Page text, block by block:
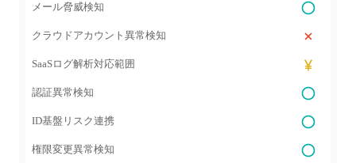
メール脅威検知
クラウドアカウント異常検知
SaaSログ解析対応範囲
認証異常検知
ID基盤リスク連携
権限変更異常検知